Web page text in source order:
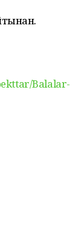
Balalar-